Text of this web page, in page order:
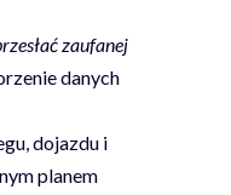
zaufanej
danych
dojazdu i
planem